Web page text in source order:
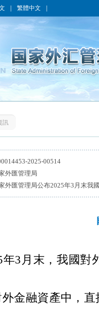
繁體中文
訊
2025-00514
外匯管理局
外匯管理局公布2025年3月末我
年3 月末，我國對
金融資產中，直